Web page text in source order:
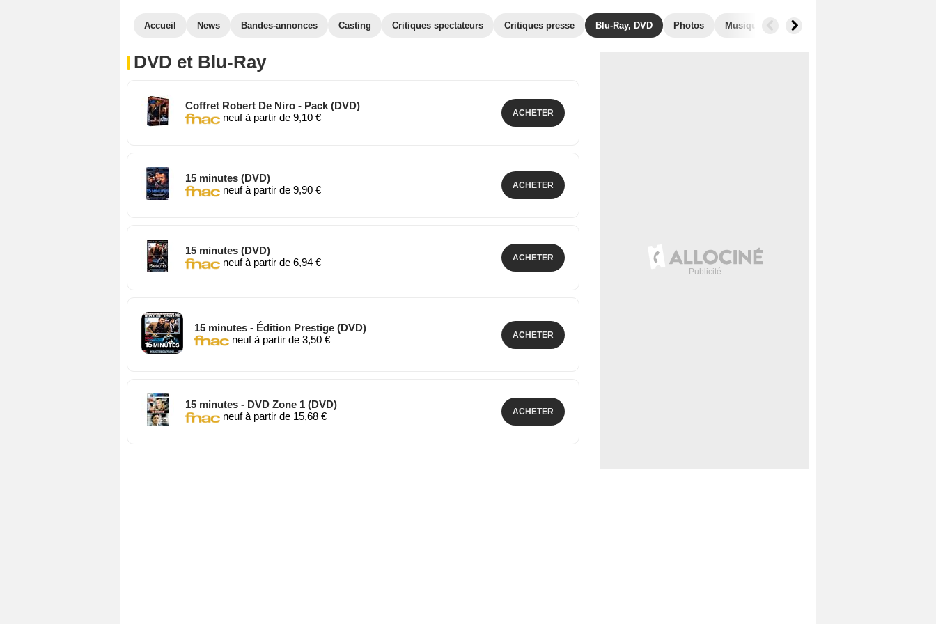
Accueil News Bandes-annonces Casting Critiques spectateurs Critiques presse Blu-Ray, DVD Photos Musique Secrets de tournage
DVD et Blu-Ray
Coffret Robert De Niro - Pack (DVD)
neuf à partir de 9,10 €
ACHETER
15 minutes (DVD)
neuf à partir de 9,90 €
ACHETER
15 minutes (DVD)
neuf à partir de 6,94 €
ACHETER
15 minutes - Édition Prestige (DVD)
neuf à partir de 3,50 €
ACHETER
15 minutes - DVD Zone 1 (DVD)
neuf à partir de 15,68 €
ACHETER